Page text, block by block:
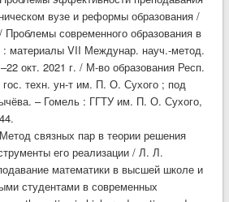
вузе и реформы образования /
современного образования в
: материалы VII Междунар. науч.-метод.
окт. 2021 г. / М-во образования Респ.
техн. ун-т им. П. О. Сухого ; под
– Гомель : ГГТУ им. П. О. Сухого,
связных пар в теории решения
его реализации / Л. Л.
математики в высшей школе и
студентами в современных